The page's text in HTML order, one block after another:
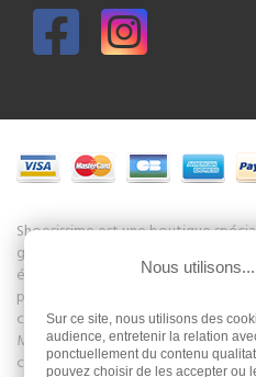
Nous utilisons...
Sur ce site, nous utilisons des
audience, entretenir la relation
ponctuellement du contenu
pouvez choisir de les accepter ou
Shoesissime est une boutique
grande taille pour femmes. C'est un
également un site de vente en ligne
pointures Shoesissime.com. La
chaussures de marques Remonte,
Martin et beaucoup d'autres. Nous
collection Shoesissime dans les